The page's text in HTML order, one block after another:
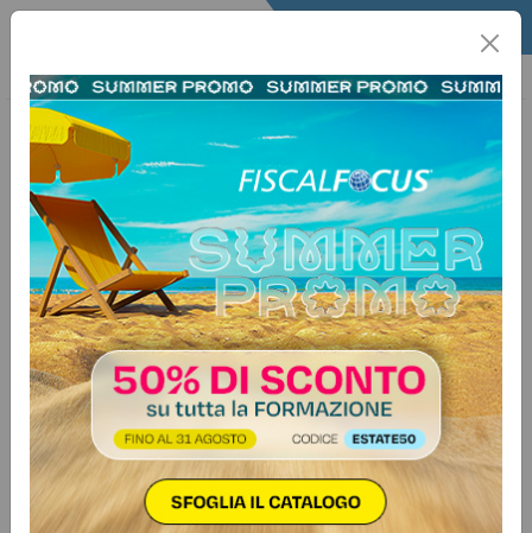
Home Quotidiano Il Quotidiano Articoli Legali
4 gennaio 2025
Categorie: Contenzioso Processo tributario
Ricorsi cumulativi senza “sconti”
Autore:Paola Mauro
Nel processo tributario, il contributo unificato di iscrizione a
ruolo, dovendo essere calcolato in base al valore della
controversia, che, ai sensi dell'art. 12 del D.lgs. n. 546 del
1992, corrisponde al valore del tributo, al netto di interessi
e sanzioni, va determinato, in caso di ricorsi…